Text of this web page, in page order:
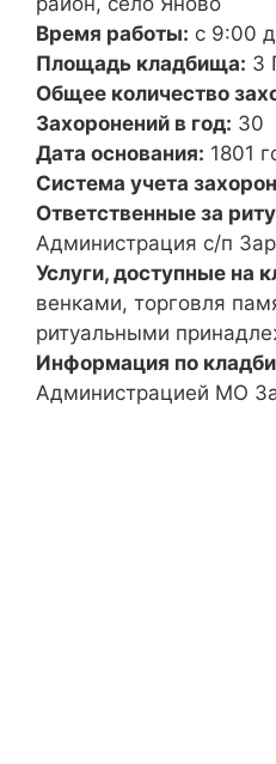
Время работы: с 9:00
Площадь кладбища: 3
Общее количество
Захоронений в год: 30
Дата основания: 1801
Система учета
Ответственные за
Администрация с/п
Услуги, доступные на
венками, торговля
ритуальными
Информация по
Администрацией МО